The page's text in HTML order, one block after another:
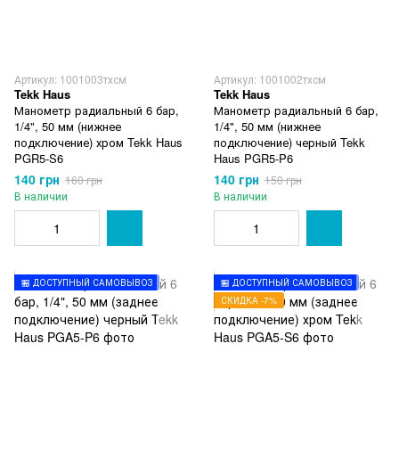
Артикул: 1001003тхсм
Tekk Haus
Манометр радиальный 6 бар,
1/4", 50 мм (нижнее
подключение) хром Tekk Haus
PGR5-S6
140 грн 160 грн
В наличии
Артикул: 1001002тхсм
Tekk Haus
Манометр радиальный 6 бар,
1/4", 50 мм (нижнее
подключение) черный Tekk
Haus PGR5-P6
140 грн 150 грн
В наличии
🏪 ДОСТУПНЫЙ САМОВЫВОЗ
🏪 ДОСТУПНЫЙ САМОВЫВОЗ
СКИДКА -7%